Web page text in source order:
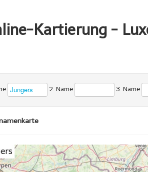
Kartierung -
2. Name 3. Name